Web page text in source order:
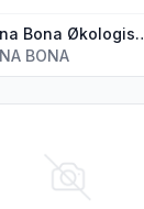
Sana Bona
BONA
Sjokolade
detaljer for